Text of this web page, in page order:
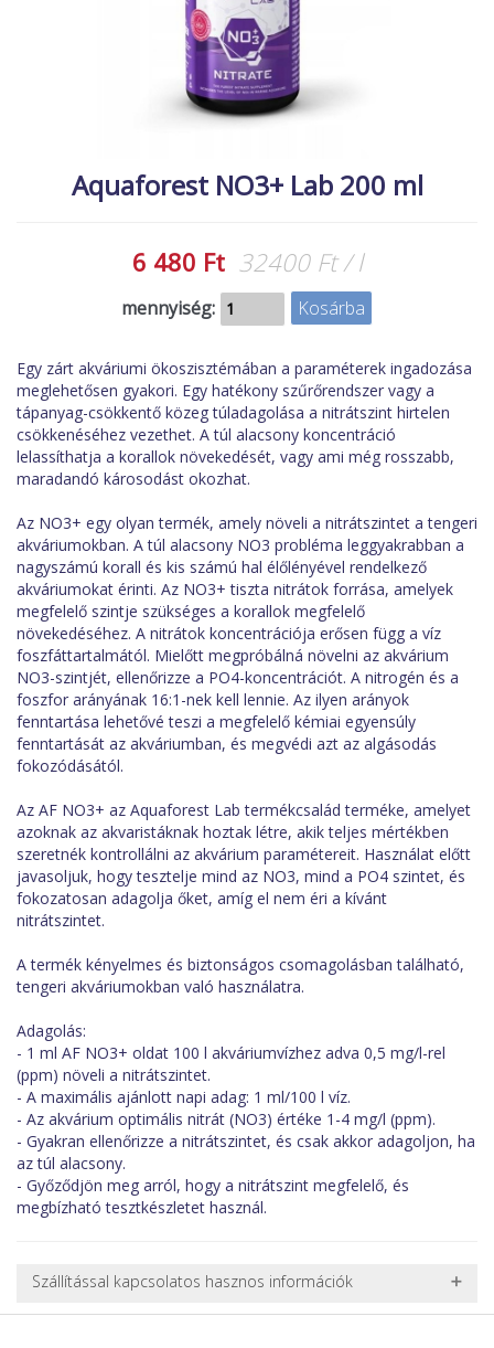
NÖVÉNYEK
EXTRA AKCIÓK
Aquaforest NO3+ Lab 200 ml
6 480 Ft 32400 Ft / l
mennyiség:
Egy zárt akváriumi ökoszisztémában a paraméterek ingadozása
meglehetősen gyakori. Egy hatékony szűrőrendszer vagy a
tápanyag-csökkentő közeg túladagolása a nitrátszint hirtelen
csökkenéséhez vezethet. A túl alacsony koncentráció
lelassíthatja a korallok növekedését, vagy ami még rosszabb,
maradandó károsodást okozhat.
Az NO3+ egy olyan termék, amely növeli a nitrátszintet a tengeri
akváriumokban. A túl alacsony NO3 probléma leggyakrabban a
nagyszámú korall és kis számú hal élőlényével rendelkező
akváriumokat érinti. Az NO3+ tiszta nitrátok forrása, amelyek
megfelelő szintje szükséges a korallok megfelelő
növekedéséhez. A nitrátok koncentrációja erősen függ a víz
foszfáttartalmától. Mielőtt megpróbálná növelni az akvárium
NO3-szintjét, ellenőrizze a PO4-koncentrációt. A nitrogén és a
foszfor arányának 16:1-nek kell lennie. Az ilyen arányok
fenntartása lehetővé teszi a megfelelő kémiai egyensúly
fenntartását az akváriumban, és megvédi azt az algásodás
fokozódásától.
Az AF NO3+ az Aquaforest Lab termékcsalád terméke, amelyet
azoknak az akvaristáknak hoztak létre, akik teljes mértékben
szeretnék kontrollálni az akvárium paramétereit. Használat előtt
javasoljuk, hogy tesztelje mind az NO3, mind a PO4 szintet, és
fokozatosan adagolja őket, amíg el nem éri a kívánt
nitrátszintet.
A termék kényelmes és biztonságos csomagolásban található,
tengeri akváriumokban való használatra.
Adagolás:
- 1 ml AF NO3+ oldat 100 l akváriumvízhez adva 0,5 mg/l-rel
(ppm) növeli a nitrátszintet.
- A maximális ajánlott napi adag: 1 ml/100 l víz.
- Az akvárium optimális nitrát (NO3) értéke 1-4 mg/l (ppm).
- Gyakran ellenőrizze a nitrátszintet, és csak akkor adagoljon, ha
az túl alacsony.
- Győződjön meg arról, hogy a nitrátszint megfelelő, és
megbízható tesztkészletet használ.
Szállítással kapcsolatos hasznos információk